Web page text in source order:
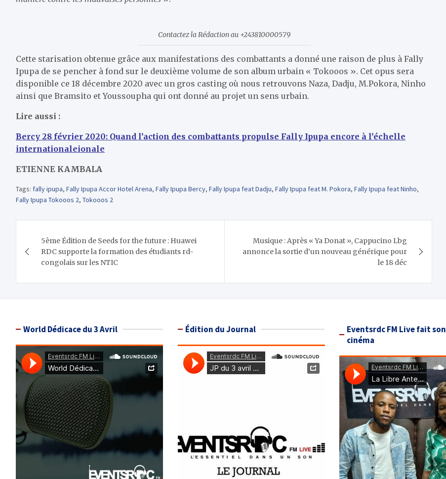
Contactez la Rédaction au +243810000579
Cette starisation obtenue grâce aux manifestations des combattants a donné une raison de plus à Fally
Ipupa de se pencher à fond sur le deuxième volume de son album urbain « Tokooos ». Cet opus sera
disponible ce 18 décembre 2020 avec un gros casting où nous retrouvons Naza, Dadju, M.Pokora, Ninho
ainsi que Bramsito et Youssoupha qui ont donné au projet un sens urbain.
Lire aussi :
Bercy 28 février 2020: Quand l’action des combattants propulse Fally Ipupa encore à l’échelle
internationaleionale
ETIENNE KAMBALA
Tags: fally ipupa, Fally Ipupa Accor Hotel Arena, Fally Ipupa Bercy, Fally Ipupa feat Dadju, Fally Ipupa feat M. Pokora, Fally Ipupa feat Ninho,
Fally Ipupa Tokooos 2, Tokooos 2
de
l’article
5ème Édition de Seeds for the future : Huawei
RDC supporte la formation des étudiants rd-
congolais sur les NTIC
Musique : Après « Ya Donat », Cappucino Lbg
annonce la sortie d’un nouveau générique pour
le 18 déc
World Dédicace du 3 Avril Édition du Journal
Eventsrdc FM Live fait son
cinéma